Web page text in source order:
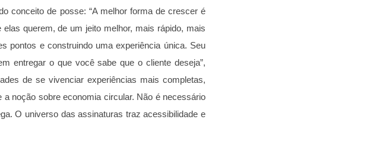
conceito de posse: “A melhor forma de crescer é
querem, de um jeito melhor, mais rápido, mais
pontos e construindo uma experiência única. Seu
entregar o que você sabe que o cliente deseja”,
de se vivenciar experiências mais completas,
noção sobre economia circular. Não é necessário
O universo das assinaturas traz acessibilidade e